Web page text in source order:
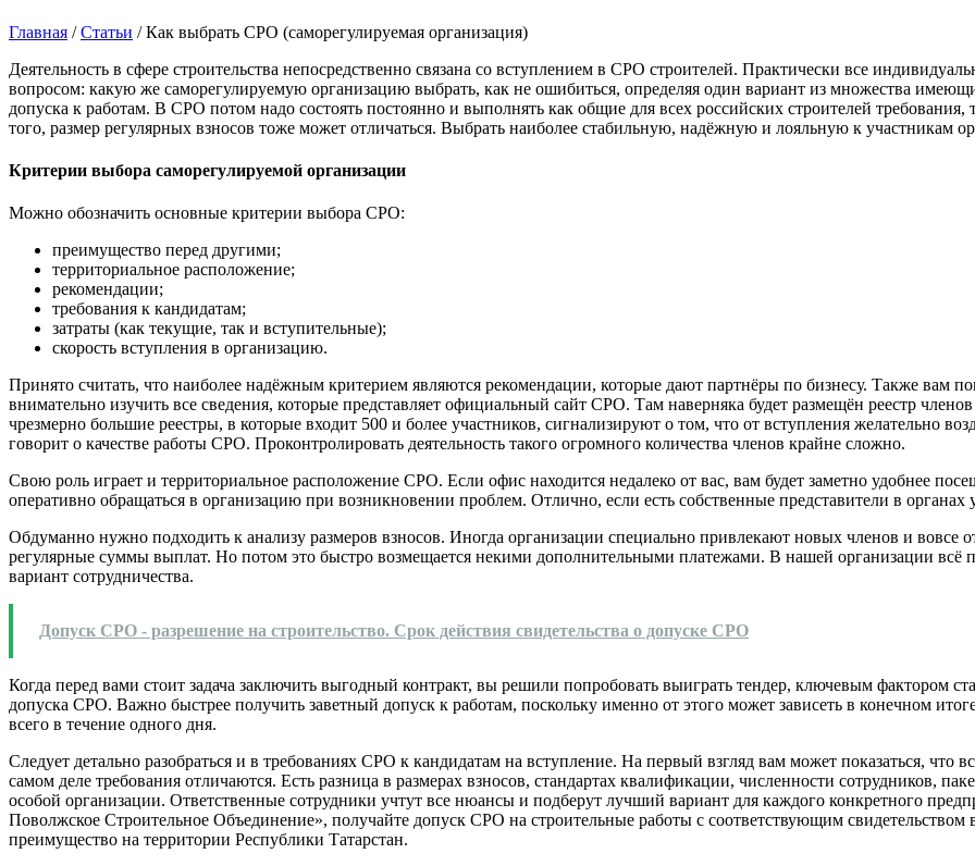
Главная /Статьи /Как выбрать СРО (саморегулируемая организация)
Деятельность в сфере строительства непосредственно связана со вступлением в СРО строителей. Практически все
вопросом: какую же саморегулируемую организацию выбрать, как не ошибиться, определяя один вариант из множества
допуска к работам. В СРО потом надо состоять постоянно и выполнять как общие для всех российских строителей
того, размер регулярных взносов тоже может отличаться. Выбрать наиболее стабильную, надёжную и лояльную к участникам
Критерии выбора саморегулируемой организации
Можно обозначить основные критерии выбора СРО:
преимущество перед другими;
территориальное расположение;
рекомендации;
требования к кандидатам;
затраты (как текущие, так и вступительные);
скорость вступления в организацию.
Принято считать, что наиболее надёжным критерием являются рекомендации, которые дают партнёры по бизнесу. Также вам
внимательно изучить все сведения, которые представляет официальный сайт СРО. Там наверняка будет размещён реестр
чрезмерно большие реестры, в которые входит 500 и более участников, сигнализируют о том, что от вступления желательно
говорит о качестве работы СРО. Проконтролировать деятельность такого огромного количества членов крайне сложно.
Свою роль играет и территориальное расположение СРО. Если офис находится недалеко от вас, вам будет заметно удобнее
оперативно обращаться в организацию при возникновении проблем. Отлично, если есть собственные представители в органах
Обдуманно нужно подходить к анализу размеров взносов. Иногда организации специально привлекают новых членов и
регулярные суммы выплат. Но потом это быстро возмещается некими дополнительными платежами. В нашей организации всё
вариант сотрудничества.
Допуск СРО - разрешение на строительство. Срок действия свидетельства о допуске СРО
Когда перед вами стоит задача заключить выгодный контракт, вы решили попробовать выиграть тендер, ключевым фактором
допуска СРО. Важно быстрее получить заветный допуск к работам, поскольку именно от этого может зависеть в конечном
всего в течение одного дня.
Следует детально разобраться и в требованиях СРО к кандидатам на вступление. На первый взгляд вам может показаться, что
самом деле требования отличаются. Есть разница в размерах взносов, стандартах квалификации, численности сотрудников,
особой организации. Ответственные сотрудники учтут все нюансы и подберут лучший вариант для каждого конкретного
Поволжское Строительное Объединение», получайте допуск СРО на строительные работы с соответствующим
преимущество на территории Республики Татарстан.